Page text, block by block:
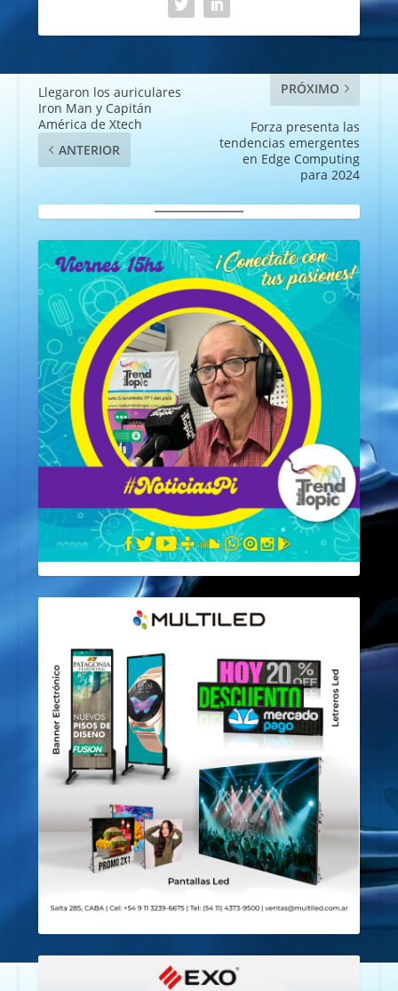
Llegaron los auriculares
Iron Man y Capitán
América de Xtech
ANTERIOR
PRÓXIMO
Forza presenta las
tendencias emergentes
en Edge Computing
para 2024